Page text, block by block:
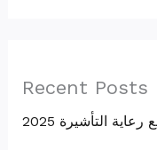
Recent Posts
التأشيرة 2025